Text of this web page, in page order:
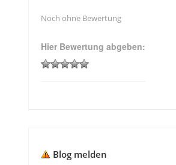
Noch ohne Bewertung
Hier Bewertung abgeben:
Blog melden